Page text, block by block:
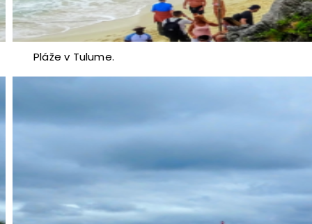
Pláže v Tulume.